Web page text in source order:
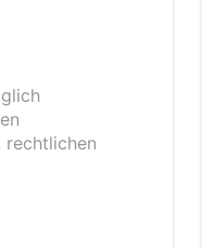
rechtlichen